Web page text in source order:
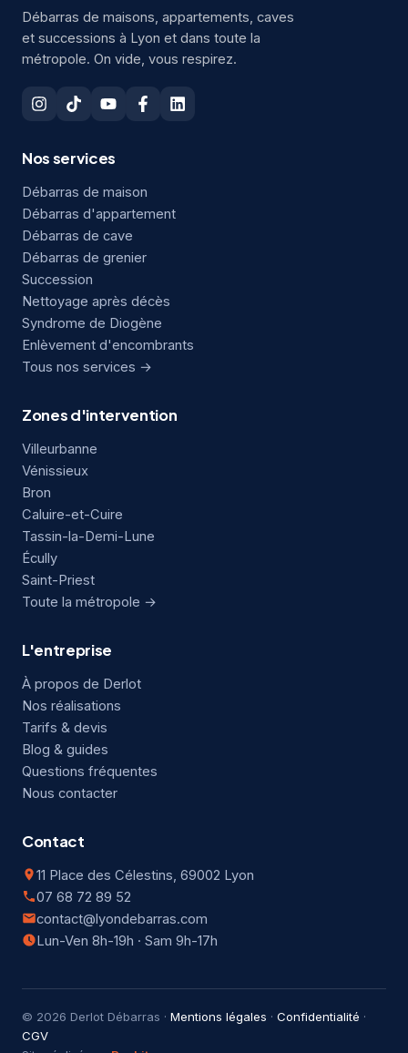
Débarras de maisons, appartements, caves
et successions à Lyon et dans toute la
métropole. On vide, vous respirez.
Nos services
Débarras de maison
Débarras d'appartement
Débarras de cave
Débarras de grenier
Succession
Nettoyage après décès
Syndrome de Diogène
Enlèvement d'encombrants
Tous nos services →
Zones d'intervention
Villeurbanne
Vénissieux
Bron
Caluire-et-Cuire
Tassin-la-Demi-Lune
Écully
Saint-Priest
Toute la métropole →
L'entreprise
À propos de Derlot
Nos réalisations
Tarifs & devis
Blog & guides
Questions fréquentes
Nous contacter
Contact
11 Place des Célestins, 69002 Lyon
07 68 72 89 52
contact@lyondebarras.com
Lun-Ven 8h-19h · Sam 9h-17h
© 2026 Derlot Débarras · Mentions légales · Confidentialité ·
CGV